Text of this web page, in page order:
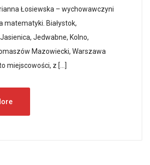
Łosiewska – wychowawczyni
matematyki. Białystok,
Jedwabne, Kolno,
Mazowiecki, Warszawa
miejscowości, z […]